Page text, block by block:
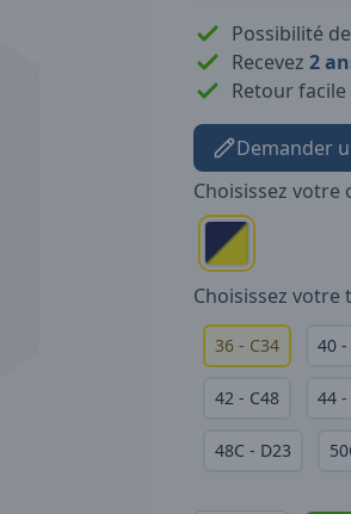
Possibilité
Recevez 2
Retour facile
Demander
Choisissez votre
Choisissez votre
36 - C34 40 -
42 - C48 44 -
48C - D23